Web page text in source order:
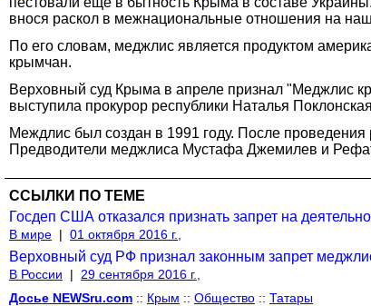
внося раскол в межнациональные отношения на
По его словам, меджлис является продуктом
крымчан.
Верховный суд Крыма в апреле признал "Меджлис
выступила прокурор республики Наталья
Междлис был создан в 1991 году. После
Предводители меджлиса Мустафа Джемилев и
ССЫЛКИ ПО ТЕМЕ
Госдеп США отказался признать запрет на
В мире | 01 октября 2016 г.,
Верховный суд РФ признал законным запрет
В России |
29 сентября 2016 г.,
Досье NEWSru.com :: Крым :: Общество :: Татары